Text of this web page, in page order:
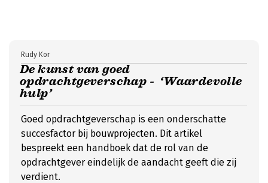
De kunst van goed
opdrachtgeverschap - ‘Waardevolle
hulp’
Rudy Kor
Goed opdrachtgeverschap is een onderschatte
succesfactor bij bouwprojecten. Dit artikel
bespreekt een handboek dat de rol van de
opdrachtgever eindelijk de aandacht geeft die zij
verdient.